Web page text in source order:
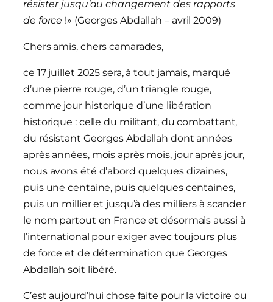
résister jusqu’au changement des rapports
de force !» (Georges Abdallah – avril 2009)
Chers amis, chers camarades,
ce 17 juillet 2025 sera, à tout jamais, marqué
d’une pierre rouge, d’un triangle rouge,
comme jour historique d’une libération
historique : celle du militant, du combattant,
du résistant Georges Abdallah dont années
après années, mois après mois, jour après jour,
nous avons été d’abord quelques dizaines,
puis une centaine, puis quelques centaines,
puis un millier et jusqu’à des milliers à scander
le nom partout en France et désormais aussi à
l’international pour exiger avec toujours plus
de force et de détermination que Georges
Abdallah soit libéré.
C’est aujourd’hui chose faite pour la victoire ou